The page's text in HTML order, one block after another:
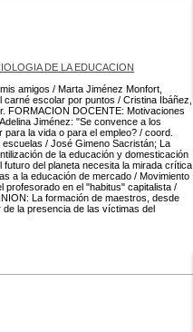
DE LA EDUCACION
amigos / Marta Jiménez Monfort,
escolar por puntos / Cristina Ibáñez,
FORMACION DOCENTE: Motivaciones
Jiménez: "Se convence a los
la vida o para el empleo? / coord.
/ José Gimeno Sacristán; La
de la educación y domesticación
del planeta necesita la mirada crítica
a la educación de mercado / Movimiento
profesorado en el "habitus" capitalista /
La formación de maestros, desde
la presencia de las víctimas del